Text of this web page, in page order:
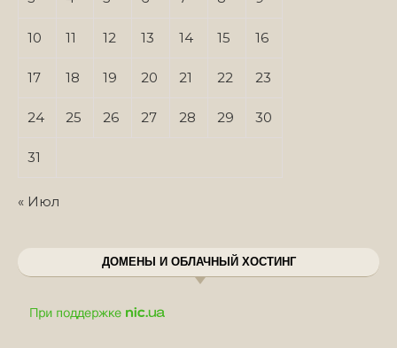
10 11 12 13 14 15 16
17 18 19 20 21 22 23
24 25 26 27 28 29 30
31
« Июл
ДОМЕНЫ И ОБЛАЧНЫЙ ХОСТИНГ